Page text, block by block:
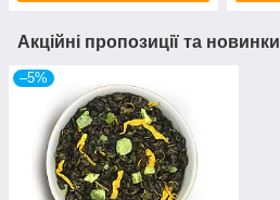
Акційні пропозиції та новинки
–5%